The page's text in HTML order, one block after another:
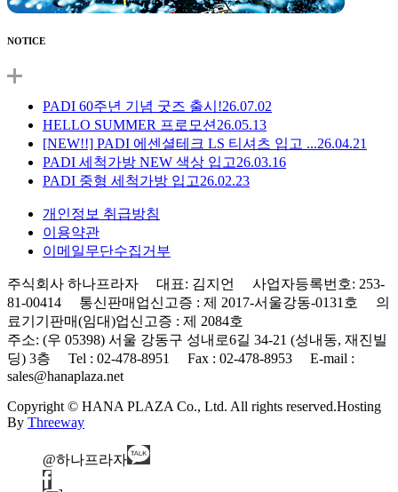
NOTICE
PADI 60주년 기념 굿즈 출시!26.07.02
HELLO SUMMER 프로모션 26.05.13
[NEW!!] PADI 에센셜테크 LS 티셔츠 입고 ...26.04.21
PADI 세척가방 NEW 색상 입고26.03.16
PADI 중형 세척가방 입고26.02.23
개인정보 취급방침
이용약관
이메일무단수집거부
주식회사 하나프라자 대표: 김지언 사업자등록번호: 253-
81-00414 통신판매업신고증 : 제 2017-서울강동-0131호 의
료기기판매(임대)업신고증 : 제 2084호
주소: (우 05398) 서울 강동구 성내로6길 34-21 (성내동, 재진빌
딩) 3층 Tel : 02-478-8951 Fax : 02-478-8953 E-mail :
sales@hanaplaza.net
Copyright © HANA PLAZA Co., Ltd. All rights reserved.Hosting
By Threeway
@하나프라자